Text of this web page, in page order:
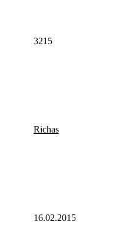
3215
Richas
16.02.2015